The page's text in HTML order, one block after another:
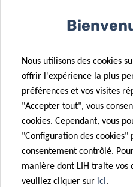
First PhD
training
programme
27 Fév 2020
Supporting
translational
medicine
through
capacity
building:
Nous utilisons des cookies
offrir l'expérience la plus
préférences et vos visites
"Accepter tout", vous
cookies. Cependant, vous
"Configuration des cookies"
consentement contrôlé.
manière dont LIH traite vos
veuillez cliquer sur ici.